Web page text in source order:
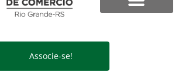
Associe-se!